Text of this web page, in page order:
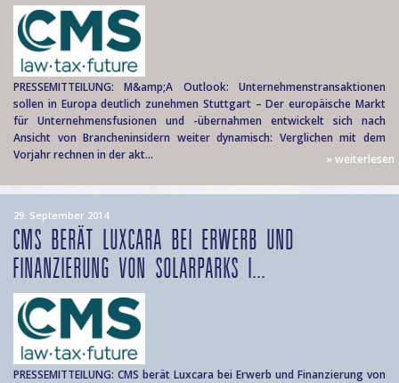
PRESSEMITTEILUNG: M&amp;A Outlook: Unternehmenstransaktionen
sollen in Europa deutlich zunehmen Stuttgart – Der europäische Markt
für Unternehmensfusionen und -übernahmen entwickelt sich nach
Ansicht von Brancheninsidern weiter dynamisch: Verglichen mit dem
Vorjahr rechnen in der akt...
» weiterlesen
29. September 2014
CMS BERÄT LUXCARA BEI ERWERB UND
FINANZIERUNG VON SOLARPARKS I...
PRESSEMITTEILUNG: CMS berät Luxcara bei Erwerb und Finanzierung von